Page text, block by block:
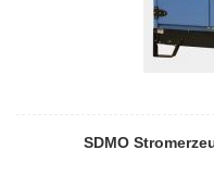
SDMO